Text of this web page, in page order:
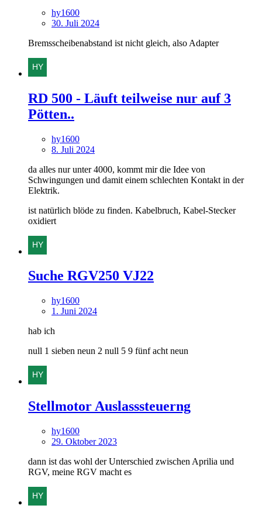
hy1600
30. Juli 2024
Bremsscheibenabstand ist nicht gleich, also Adapter
RD 500 - Läuft teilweise nur auf 3
Pötten..
hy1600
8. Juli 2024
da alles nur unter 4000, kommt mir die Idee von
Schwingungen und damit einem schlechten Kontakt in der
Elektrik.
ist natürlich blöde zu finden. Kabelbruch, Kabel-Stecker
oxidiert
Suche RGV250 VJ22
hy1600
1. Juni 2024
hab ich
null 1 sieben neun 2 null 5 9 fünf acht neun
Stellmotor Auslasssteuerng
hy1600
29. Oktober 2023
dann ist das wohl der Unterschied zwischen Aprilia und
RGV, meine RGV macht es